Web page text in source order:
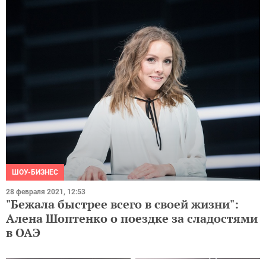
ШОУ-БИЗНЕС
28 февраля 2021, 12:53
"Бежала быстрее всего в своей жизни":
Алена Шоптенко о поездке за сладостями
в ОАЭ